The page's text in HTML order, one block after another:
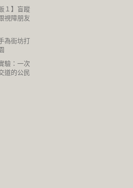
１】盲蹤
視障朋友
為街坊打
驗：一次
道的公民